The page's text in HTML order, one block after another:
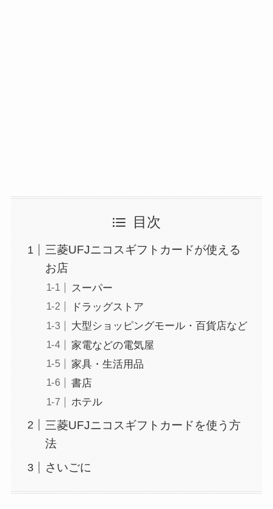
目次
三菱UFJニコスギフトカードが使える
お店
スーパー
ドラッグストア
大型ショッピングモール・百貨店など
家電などの電気屋
家具・生活用品
書店
ホテル
三菱UFJニコスギフトカードを使う方
法
さいごに